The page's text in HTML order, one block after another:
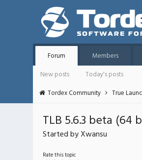
Forum Members
New posts
Today's posts
Tordex Community
True
TLB 5.6.3 beta (64
Started by Xwansu
Rate this topic